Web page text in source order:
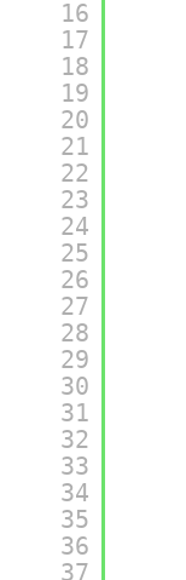
16
17
18
19
20
21
22
23
24
25
26
27
28
29
30
31
32
33
34
35
36
37